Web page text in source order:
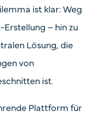
ist klar: Weg
– hin zu
Lösung, die
von
ist.
Plattform für